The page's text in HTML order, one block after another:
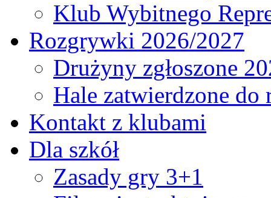
Klub Wybitnego
Rozgrywki 2026/2027
Drużyny zgłoszone
Hale zatwierdzone
Kontakt z klubami
Dla szkół
Zasady gry 3+1